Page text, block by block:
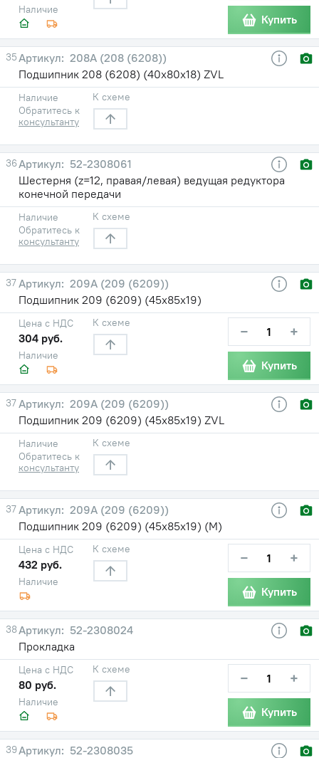
Наличие
Купить
35
208А (208 (6208))
Подшипник 208 (6208) (40х80х18) ZVL
Наличие
Обратитесь к
консультанту
К схеме
36
52-2308061
Шестерня (z=12, правая/левая) ведущая редуктора
конечной передачи
Наличие
Обратитесь к
консультанту
К схеме
37
209А (209 (6209))
Подшипник 209 (6209) (45х85х19)
Наличие
Цена с НДС
304 руб.
К схеме − +
Купить
37
209А (209 (6209))
Подшипник 209 (6209) (45х85х19) ZVL
Наличие
Обратитесь к
консультанту
К схеме
37
209А (209 (6209))
Подшипник 209 (6209) (45х85х19) (М)
Наличие
Цена с НДС
432 руб.
К схеме − +
Купить
38
52-2308024
Прокладка
Наличие
Цена с НДС
80 руб.
К схеме − +
Купить
39
52-2308035